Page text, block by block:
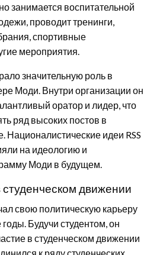
занимается воспитательной
проводит тренинги,
спортивные
мероприятия.
значительную роль в
Моди. Внутри организации он
оратор и лидер, что
ряд высоких постов в
Националистические идеи RSS
на идеологию и
Моди в будущем.
студенческом движении
свою политическую карьеру
Будучи студентом, он
в студенческом движении